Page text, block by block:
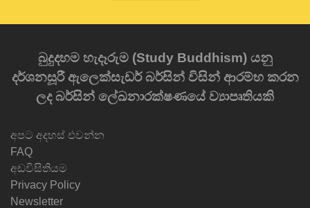
බුදුදහම හැදෑරුම (Study Buddhism) යනු
දර්ශනසූරී ඇලෙක්සැඩර් බර්සින් විසින් ආරම්භ කරන
ලද බර්සින් ලේඛනාරක්ෂණයේ ව්‍යාපෘතියකි
අපට අදහස් එවන්න
FAQ
අඩවිසිතියම
Privacy Policy
Newsletter